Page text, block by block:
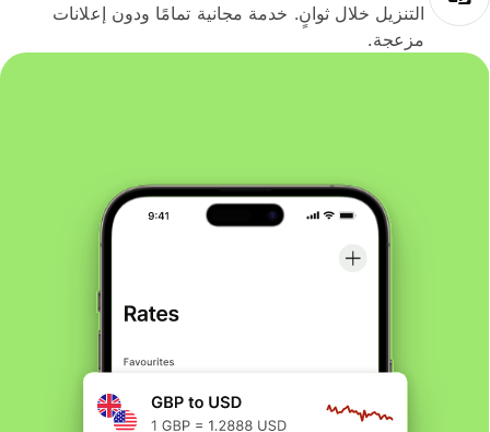
التنزيل خلال ثوانٍ. خدمة مجانية تمامًا ودون إعلانات
مزعجة.